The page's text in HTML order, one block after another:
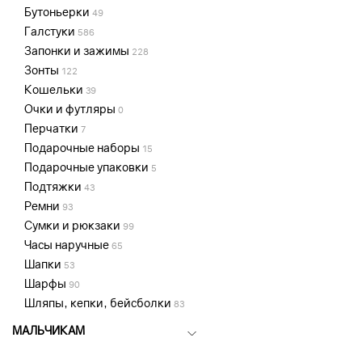
Бутоньерки 49
Галстуки 586
Запонки и зажимы 228
Зонты 122
Кошельки 39
Очки и футляры 0
Перчатки 7
Подарочные наборы 15
Подарочные упаковки 5
Подтяжки 43
Ремни 93
Сумки и рюкзаки 99
Часы наручные 65
Шапки 53
Шарфы 90
Шляпы, кепки, бейсболки 83
МАЛЬЧИКАМ